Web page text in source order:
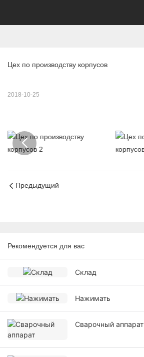
Цех по производству корпусов
2018-10-25
Предыдущий
Рекомендуется для вас
Склад
Нажимать
Сварочный аппарат